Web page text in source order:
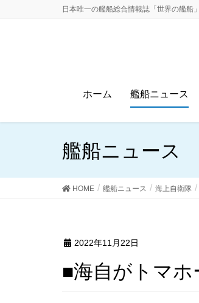
日本唯一の艦船総合情報誌「世界の艦船
ホーム 艦船ニュース
艦船ニュース
HOME 艦船ニュース 海上自衛隊
2022年11月22日
■海自がトマ